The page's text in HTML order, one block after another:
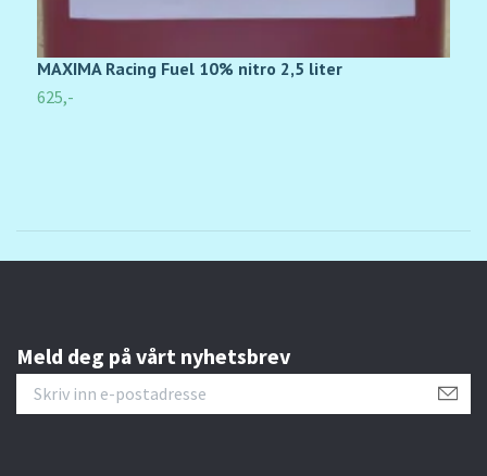
MAXIMA Racing Fuel 10% nitro 2,5 liter
625,-
Meld deg på vårt nyhetsbrev